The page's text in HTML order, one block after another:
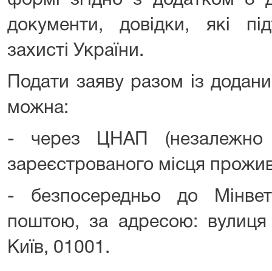
документи, довідки, які
захисті України.
Подати заяву разом із
можна:
- через ЦНАП (незалежно
зареєстрованого місця
- безпосередньо до
поштою, за адресою:
Київ, 01001.